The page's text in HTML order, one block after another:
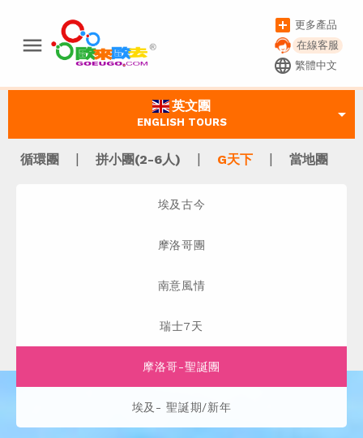
menu
add_box 更多產品
在線客服
language 繁體中文
英文團
ENGLISH TOURS arrow_drop_down
循環團 | 拼小團(2-6人) | G天下 | 當地團
埃及古今
摩洛哥團
南意風情
瑞士7天
摩洛哥-聖誕團
埃及- 聖誕期/新年